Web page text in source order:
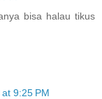
bisa halau tikus
9:25 PM